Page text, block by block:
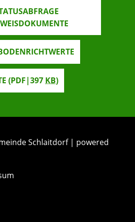
(PDF|397 KB)
Schlaitdorf | powered